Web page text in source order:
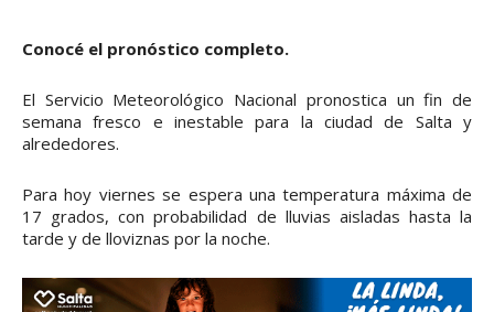
Conocé el pronóstico completo.
El Servicio Meteorológico Nacional pronostica un fin de
semana fresco e inestable para la ciudad de Salta y
alrededores.
Para hoy viernes se espera una temperatura máxima de
17 grados, con probabilidad de lluvias aisladas hasta la
tarde y de lloviznas por la noche.